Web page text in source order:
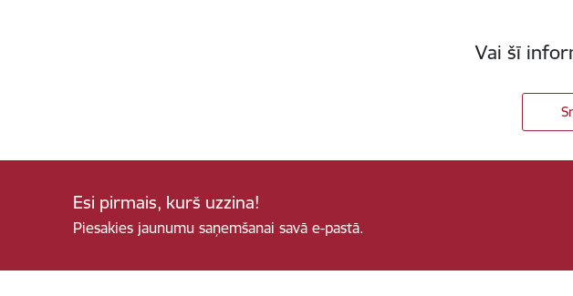
Vai šī
Esi pirmais, kurš uzzina!
Piesakies jaunumu saņemšanai savā e-pastā.